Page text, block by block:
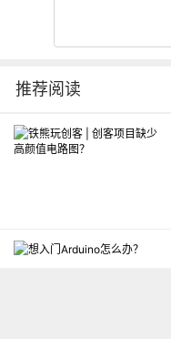
推荐阅读